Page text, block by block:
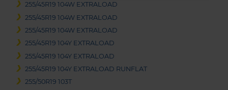
255/45R19 104W EXTRALOAD
255/45R19 104W EXTRALOAD
255/45R19 104W EXTRALOAD
255/45R19 104Y EXTRALOAD
255/45R19 104Y EXTRALOAD
255/45R19 104Y EXTRALOAD RUNFLAT
255/50R19 103T